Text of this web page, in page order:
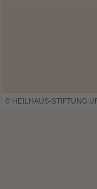
© HEILHAUS-STIFTUNG